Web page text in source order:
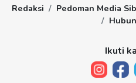
Redaksi Pedoman Media
Ikuti